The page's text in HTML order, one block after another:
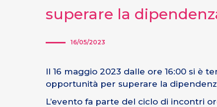
superare la
16/05/2023
Il 16 maggio 2023 dalle ore 16:00 si è
opportunità per superare la
L’evento fa parte del ciclo di incontri